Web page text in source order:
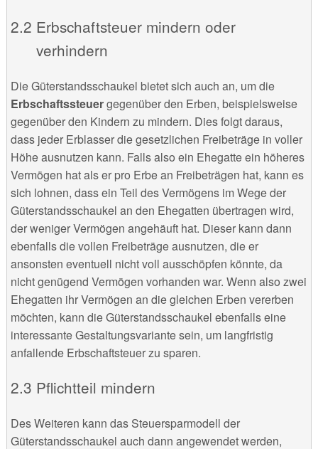
Erbschaftsteuer mindern oder
verhindern
Die Güterstandsschaukel bietet sich auch an, um die
Erbschaftssteuergegenüber den Erben, beispielsweise
gegenüber den Kindern zu mindern. Dies folgt daraus,
dass jeder Erblasser die gesetzlichen Freibeträge in voller
Höhe ausnutzen kann. Falls also ein Ehegatte ein höheres
Vermögen hat als er pro Erbe an Freibeträgen hat, kann es
sich lohnen, dass ein Teil des Vermögens im Wege der
Güterstandsschaukel an den Ehegatten übertragen wird,
der weniger Vermögen angehäuft hat. Dieser kann dann
ebenfalls die vollen Freibeträge ausnutzen, die er
ansonsten eventuell nicht voll ausschöpfen könnte, da
nicht genügend Vermögen vorhanden war. Wenn also zwei
Ehegatten ihr Vermögen an die gleichen Erben vererben
möchten, kann die Güterstandsschaukel ebenfalls eine
interessante Gestaltungsvariante sein, um langfristig
anfallende Erbschaftsteuer zu sparen.
Pflichtteil mindern
Des Weiteren kann das Steuersparmodell der
Güterstandsschaukel auch dann angewendet werden,